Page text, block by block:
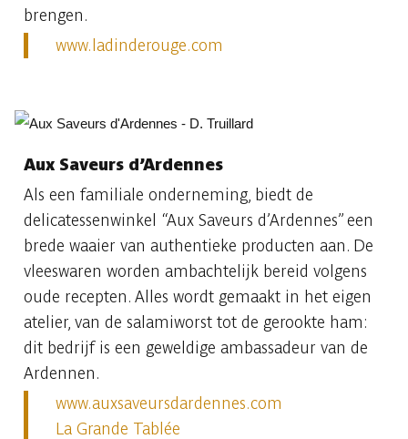
brengen.
www.ladinderouge.com
Aux Saveurs d’Ardennes
Als een familiale onderneming, biedt de
delicatessenwinkel “Aux Saveurs d’Ardennes” een
brede waaier van authentieke producten aan. De
vleeswaren worden ambachtelijk bereid volgens
oude recepten. Alles wordt gemaakt in het eigen
atelier, van de salamiworst tot de gerookte ham:
dit bedrijf is een geweldige ambassadeur van de
Ardennen.
www.auxsaveursdardennes.com
La Grande Tablée